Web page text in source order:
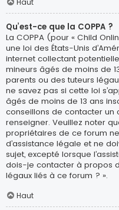
Haut
Qu’est-ce que la COPPA ?
La COPPA (pour « Child
une loi des États-Unis
internet collectant
mineurs âgés de moins de
parents ou des tuteurs
ne savez pas si cette loi
âgés de moins de 13 ans
conseillons de contacter un
renseigner. Veuillez noter
propriétaires de ce forum
d’assistance légale et ne
sujet, excepté lorsque
dois-je contacter à propos
légaux liés à ce forum ? ».
Haut